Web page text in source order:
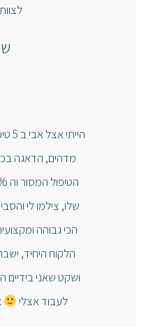
מדהים, הדאגה
שלו, צילמו לי
הלקוח היחיד,
ושקט שאני בידיים
לעבוד אצלי